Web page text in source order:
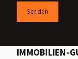
Senden
IMMOBILIEN-